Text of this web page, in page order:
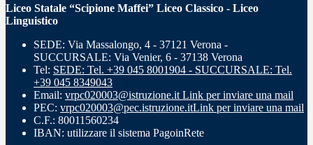
Liceo Statale “Scipione Maffei” Liceo Classico - Liceo
Linguistico
SEDE: Via Massalongo, 4 - 37121 Verona -
SUCCURSALE: Via Venier, 6 - 37138 Verona
Tel: SEDE: Tel. +39 045 8001904 - SUCCURSALE: Tel.
+39 045 8349043
Email: vrpc020003@istruzione.it Link per inviare una mail
PEC: vrpc020003@pec.istruzione.itLink per inviare una mail
C.F.: 80011560234
IBAN: utilizzare il sistema PagoinRete